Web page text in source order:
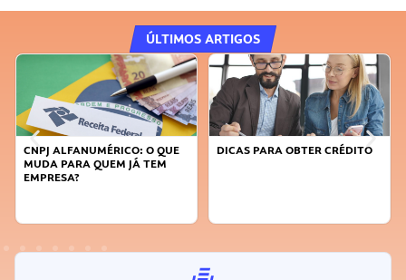
ÚLTIMOS ARTIGOS
DICAS PARA OBTER CRÉDITO
FAÇA A DIFERENÇA: SEJA